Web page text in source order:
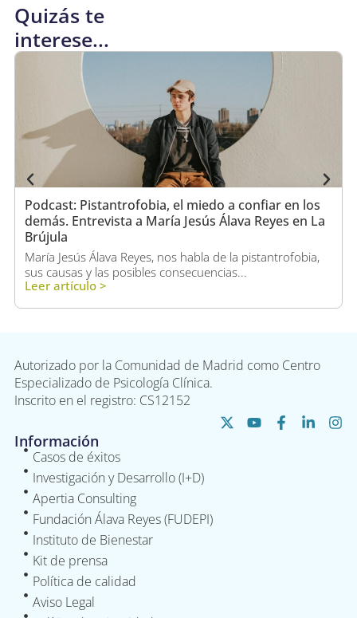
Quizás te
interese...
Podcast: Pistantrofobia, el miedo a confiar en los
demás. Entrevista a María Jesús Álava Reyes en La
Brújula
María Jesús Álava Reyes, nos habla de la pistantrofobia,
sus causas y las posibles consecuencias...
Leer artículo >
Autorizado por la Comunidad de Madrid como Centro
Especializado de Psicología Clínica.
Inscrito en el registro: CS12152
Información
Casos de éxitos
Investigación y Desarrollo (I+D)
Apertia Consulting
Fundación Álava Reyes (FUDEPI)
Instituto de Bienestar
Kit de prensa
Política de calidad
Aviso Legal